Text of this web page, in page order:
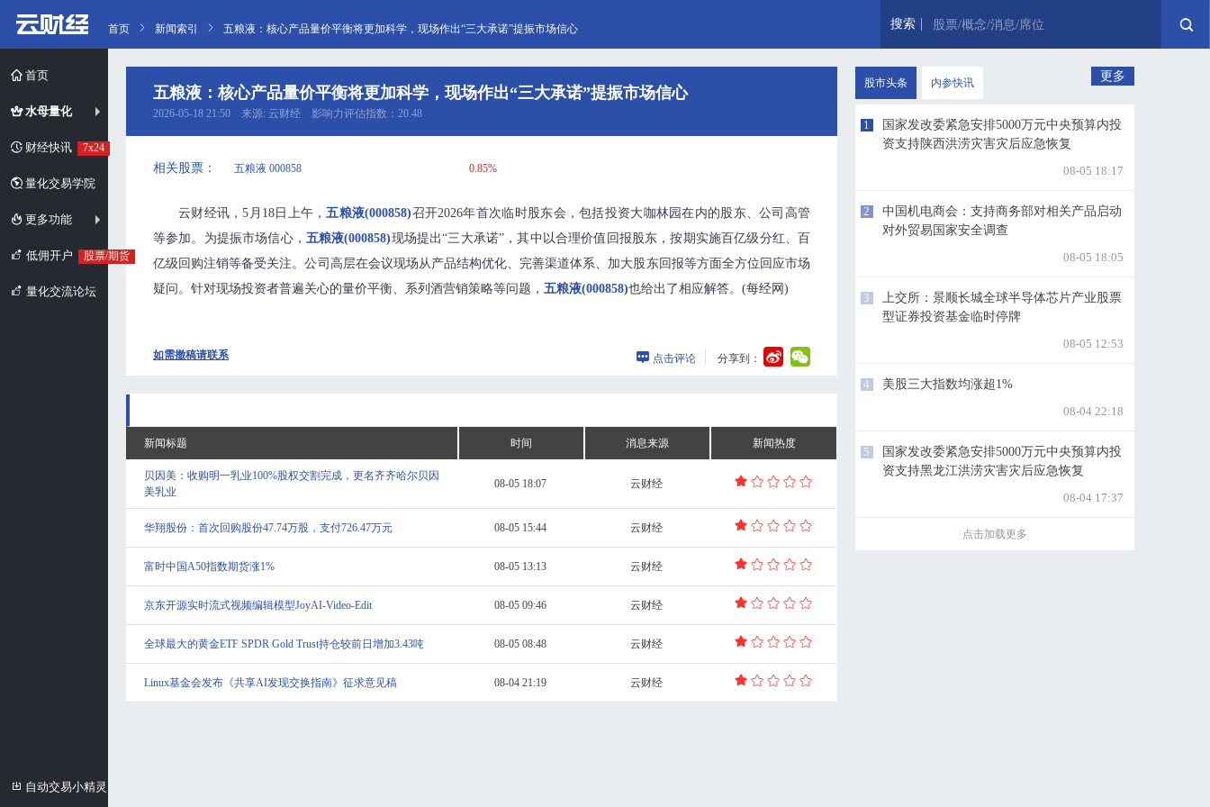
首页
水母量化
财经快讯 7x24
量化交易学院
更多功能
低佣开户 股票/期货
量化交流论坛
自动交易小精灵
首页 新闻索引 五粮液：核心产品量价平衡将更加科学，现场作出“三大承诺”提振市场信心 搜索 股票/概念/消息/席位
五粮液：核心产品量价平衡将更加科学，现场作出“三大承诺”提振市场信心
2026-05-18 21:50 来源: 云财经 影响力评估指数：20.48
相关股票： 五粮液 000858 0.85%
云财经讯，5月18日上午， 五粮液(000858)召开2026年首次临时股东会，包括投资大咖林园在内的股东、公司高管
等参加。为提振市场信心， 五粮液(000858)现场提出“三大承诺”，其中以合理价值回报股东，按期实施百亿级分红、百
亿级回购注销等备受关注。公司高层在会议现场从产品结构优化、完善渠道体系、加大股东回报等方面全方位回应市场
疑问。针对现场投资者普遍关心的量价平衡、系列酒营销策略等问题， 五粮液(000858)也给出了相应解答。(每经网)
如需撤稿请联系 点击评论 分享到：
新闻标题 时间 消息来源 新闻热度
贝因美：收购明一乳业100%股权交割完成，更名齐齐哈尔贝因
美乳业
08-05 18:07 云财经
华翔股份：首次回购股份47.74万股，支付726.47万元 08-05 15:44 云财经
富时中国A50指数期货涨1% 08-05 13:13 云财经
京东开源实时流式视频编辑模型JoyAI-Video-Edit 08-05 09:46 云财经
全球最大的黄金ETF SPDR Gold Trust持仓较前日增加3.43吨 08-05 08:48 云财经
Linux基金会发布《共享AI发现交换指南》征求意见稿 08-04 21:19 云财经
股市头条 内参快讯 更多
1
国家发改委紧急安排5000万元中央预算内投
资支持陕西洪涝灾害灾后应急恢复
08-05 18:17
2
中国机电商会：支持商务部对相关产品启动
对外贸易国家安全调查
08-05 18:05
3
上交所：景顺长城全球半导体芯片产业股票
型证券投资基金临时停牌
08-05 12:53
4
美股三大指数均涨超1%
08-04 22:18
5
国家发改委紧急安排5000万元中央预算内投
资支持黑龙江洪涝灾害灾后应急恢复
08-04 17:37
点击加载更多